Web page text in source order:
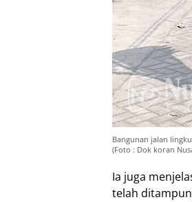
Bangunan jalan
(Foto : Dok koran
Ia juga
telah